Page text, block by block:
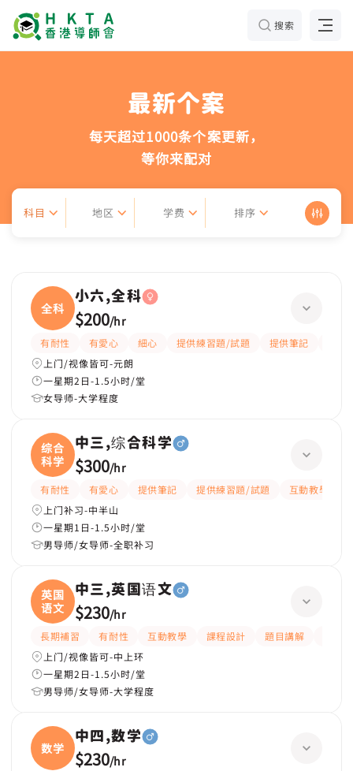
搜索
最新个案
每天超过1000条个案更新，
等你来配对
科目 地区 学费 排序
全科
小六,全科
$200/hr
有耐性 有愛心 細心 提供練習題/試題 提供筆記
上门/视像皆可-元朗
一星期2日-1.5小时/堂
女导师-大学程度
综合
科学
中三,综合科学
$300/hr
有耐性 有愛心 提供筆記 提供練習題/試題 互動教學
上门补习-中半山
一星期1日-1.5小时/堂
男导师/女导师-全职补习
英国
语文
中三,英国语文
$230/hr
長期補習 有耐性 互動教學 課程設計 題目講解
上门/视像皆可-中上环
一星期2日-1.5小时/堂
男导师/女导师-大学程度
数学
中四,数学
$230/hr